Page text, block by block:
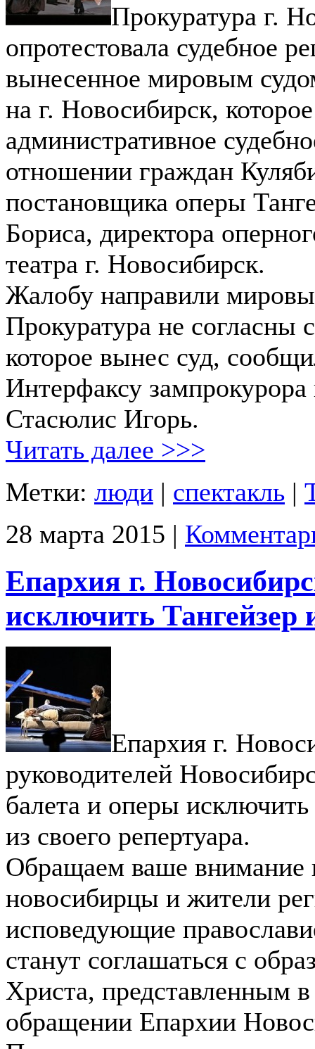
Прокуратура г.
опротестовала судебное
вынесенное мировым
на г. Новосибирск,
административное
отношении граждан
постановщика оперы
Бориса, директора
театра г. Новосибирск.
Жалобу направили
Прокуратура не согласны
которое вынес суд,
Интерфаксу
Стасюлис Игорь.
Читать далее >>>
Метки: люди | спектакль |
28 марта 2015 |
Епархия г.
исключить Тангейзер
Епархия г.
руководителей
балета и оперы исключить
из своего репертуара.
Обращаем ваше внимание
новосибирцы и жители
исповедующие
станут соглашаться с
Христа, представленным в
обращении Епархии